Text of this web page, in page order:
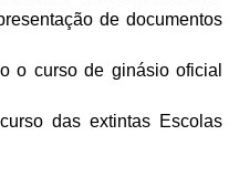
de documentos
o curso de ginásio oficial
das extintas Escolas